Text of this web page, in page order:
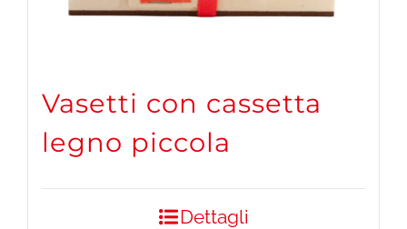
Vasetti con cassetta
legno piccola
Dettagli